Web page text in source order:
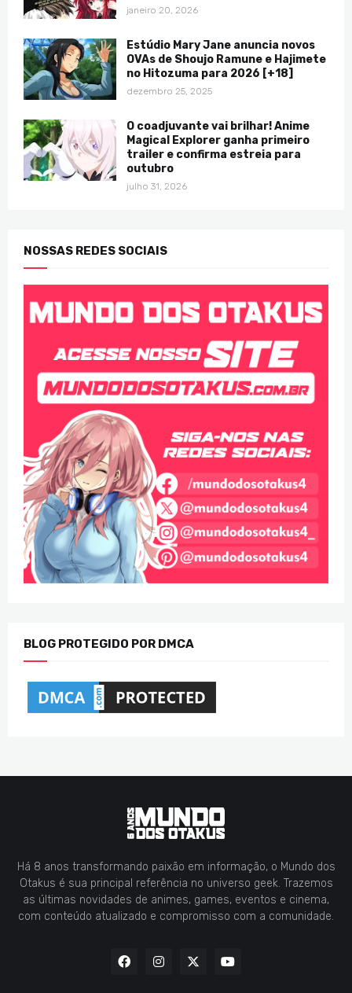
janeiro 20, 2026
Estúdio Mary Jane anuncia novos
OVAs de Shoujo Ramune e Hajimete
no Hitozuma para 2026 [+18]
dezembro 25, 2025
O coadjuvante vai brilhar! Anime
Magical Explorer ganha primeiro
trailer e confirma estreia para
outubro
julho 31, 2026
NOSSAS REDES SOCIAIS
BLOG PROTEGIDO POR DMCA
Há 8 anos transformando paixão em informação, o Mundo dos
Otakus é sua principal referência no universo geek. Trazemos
as últimas novidades de animes, games, eventos e cinema,
com conteúdo atualizado e compromisso com a comunidade.